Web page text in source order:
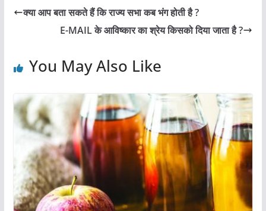
e
o
s
A
p
er e
st
l e
क्या आप बता सकते हैं कि राज्य सभा कब भंग होती है ?
E-MAIL के आविष्कार का श्रेय किसको दिया जाता है ?
You May Also Like